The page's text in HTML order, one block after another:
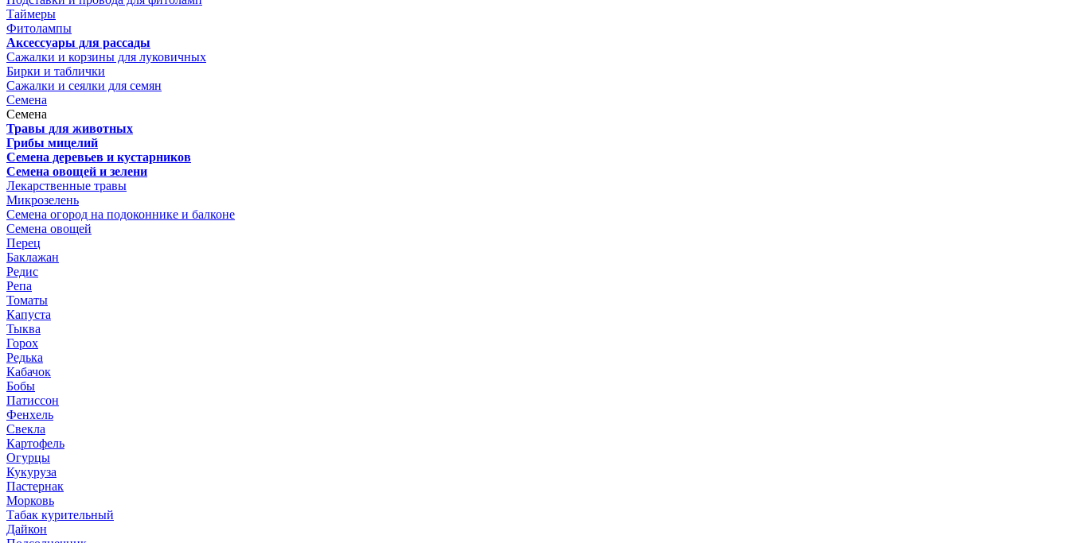
Таймеры
Фитолампы
Аксессуары для рассады
Сажалки и корзины для луковичных
Бирки и таблички
Сажалки и сеялки для семян
Семена
Семена
Травы для животных
Грибы мицелий
Семена деревьев и кустарников
Семена овощей и зелени
Лекарственные травы
Микрозелень
Семена огород на подоконнике и балконе
Семена овощей
Перец
Баклажан
Редис
Репа
Томаты
Капуста
Тыква
Горох
Редька
Кабачок
Бобы
Патиссон
Фенхель
Свекла
Картофель
Огурцы
Кукуруза
Пастернак
Морковь
Табак курительный
Дайкон